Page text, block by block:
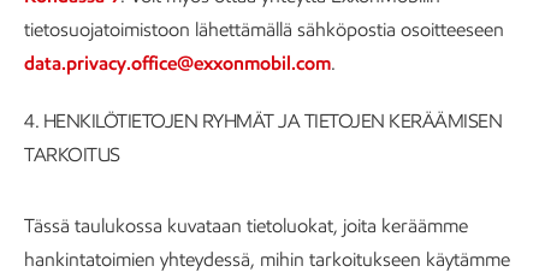
tietosuojatoimistoon lähettämällä sähköpostia osoitteeseen
data.privacy.office@exxonmobil.com.
4. HENKILÖTIETOJEN RYHMÄT JA TIETOJEN KERÄÄMISEN
TARKOITUS
Tässä taulukossa kuvataan tietoluokat, joita keräämme
hankintatoimien yhteydessä, mihin tarkoitukseen käytämme